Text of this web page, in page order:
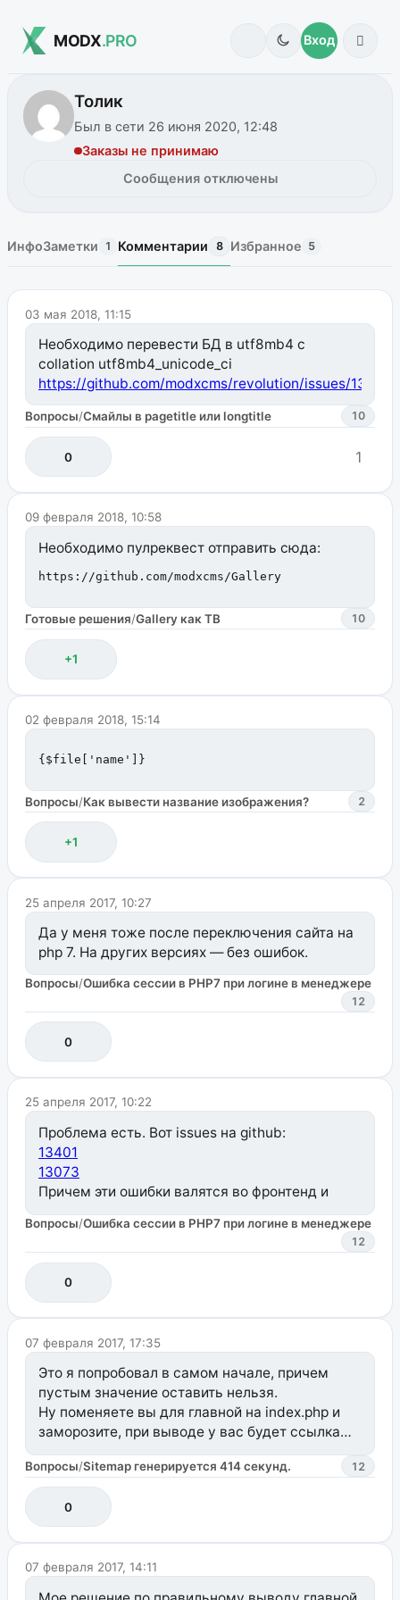
MODX.PRO Вход
Толик
Был в сети 26 июня 2020, 12:48
Заказы не принимаю
Сообщения отключены
ИнфоЗаметки 1 Комментарии 8 Избранное 5
03 мая 2018, 11:15
Необходимо перевести БД в utf8mb4 с
collation utf8mb4_unicode_ci
https://github.com/modxcms/revolution/issues/13777
Вопросы/Смайлы в pagetitle или longtitle 10
0 1
09 февраля 2018, 10:58
Необходимо пулреквест отправить сюда:
https://github.com/modxcms/Gallery
Готовые решения/Gallery как ТВ 10
+1
02 февраля 2018, 15:14
{$file['name']}
Вопросы/Как вывести название изображения? 2
+1
25 апреля 2017, 10:27
Да у меня тоже после переключения сайта на
php 7. На других версиях — без ошибок.
Вопросы/Ошибка сессии в PHP7 при логине в менеджере
12
0
25 апреля 2017, 10:22
Проблема есть. Вот issues на github:
13401
13073
Причем эти ошибки валятся во фронтенд и
яндекс с гуглом индексируют сайты с такими
ошибками.
Так как никто не правит ошибки сессий — есть
временное решение в системных настройках
Вопросы/Ошибка сессии в PHP7 при логине в менеджере
12
0
07 февраля 2017, 17:35
Это я попробовал в самом начале, причем
пустым значение оставить нельзя.
Ну поменяете вы для главной на index.php и
заморозите, при выводе у вас будет ссылка
следующего вида:
<a href="http://site.ru/index.php">Главная</a>
Вопросы/Sitemap генерируется 414 секунд. 12
0
07 февраля 2017, 14:11